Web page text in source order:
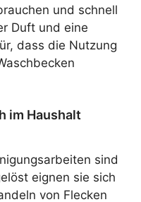
und schnell
Duft und eine
dass die Nutzung
im Haushalt
sind
eignen sie sich
von Flecken